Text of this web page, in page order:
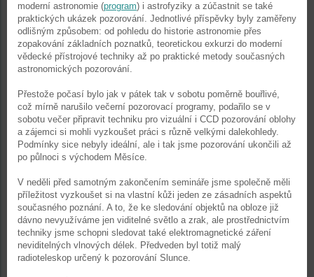
moderní astronomie (program) i astrofyziky a zúčastnit se také
praktických ukázek pozorování. Jednotlivé příspěvky byly zaměřeny
odlišným způsobem: od pohledu do historie astronomie přes
zopakování základních poznatků, teoretickou exkurzi do moderní
vědecké přístrojové techniky až po praktické metody současných
astronomických pozorování.
Přestože počasí bylo jak v pátek tak v sobotu poměrně bouřlivé,
což mírně narušilo večerní pozorovací programy, podařilo se v
sobotu večer připravit techniku pro vizuální i CCD pozorování oblohy
a zájemci si mohli vyzkoušet práci s různě velkými dalekohledy.
Podmínky sice nebyly ideální, ale i tak jsme pozorování ukončili až
po půlnoci s východem Měsíce.
V neděli před samotným zakončením semináře jsme společně měli
příležitost vyzkoušet si na vlastní kůži jeden ze zásadních aspektů
současného poznání. A to, že ke sledování objektů na obloze již
dávno nevyužíváme jen viditelné světlo a zrak, ale prostřednictvím
techniky jsme schopni sledovat také elektromagnetické záření
neviditelných vlnových délek. Předveden byl totiž malý
radioteleskop určený k pozorování Slunce.